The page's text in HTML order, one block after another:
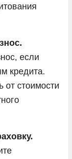
если
кредита.
от стоимости